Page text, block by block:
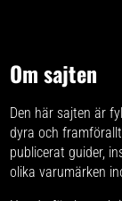
Om sajten
Den här sajten är
dyra och
publicerat guider,
olika varumärken